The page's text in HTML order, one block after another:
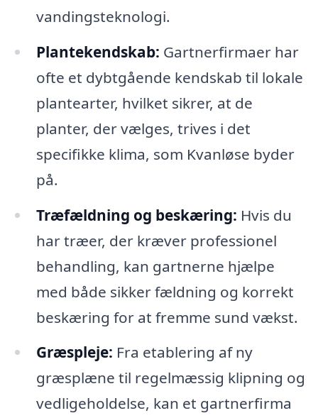
vandingsteknologi.
Plantekendskab: Gartnerfirmaer har
ofte et dybtgående kendskab til lokale
plantearter, hvilket sikrer, at de
planter, der vælges, trives i det
specifikke klima, som Kvanløse byder
på.
Træfældning og beskæring: Hvis du
har træer, der kræver professionel
behandling, kan gartnerne hjælpe
med både sikker fældning og korrekt
beskæring for at fremme sund vækst.
Græspleje: Fra etablering af ny
græsplæne til regelmæssig klipning og
vedligeholdelse, kan et gartnerfirma